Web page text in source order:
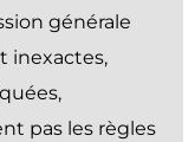
générale
inexactes,
pas les règles